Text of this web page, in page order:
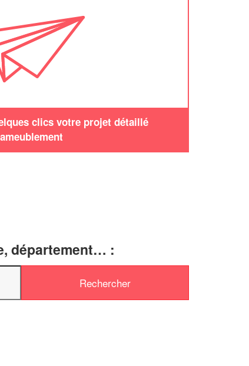
clics votre projet détaillé
département… :
✕
Vous êtes un
professionnel ?